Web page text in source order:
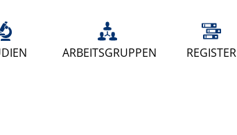
ARBEITSGRUPPEN REGISTER